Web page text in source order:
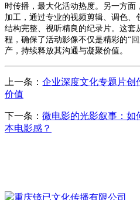
时传播，最大化活动热度。另一方
加工，通过专业的视频剪辑、调色
结构完整、视听精良的纪录片。这套
程，确保了活动影像不仅是精彩的“
产，持续释放其沟通与凝聚价值。
上一条： 企业深度文化专题片创
价值
下一条： 微电影的光影叙事：如
本电影感？
重庆镜已文化传播有限公司